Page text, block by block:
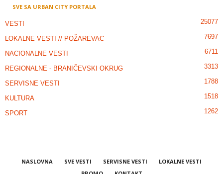
SVE SA URBAN CITY PORTALA
VESTI 25077
LOKALNE VESTI // POŽAREVAC 7697
NACIONALNE VESTI 6711
REGIONALNE - BRANIČEVSKI OKRUG 3313
SERVISNE VESTI 1788
KULTURA 1518
SPORT 1262
NASLOVNA SVE VESTI SERVISNE VESTI
LOKALNE VESTI